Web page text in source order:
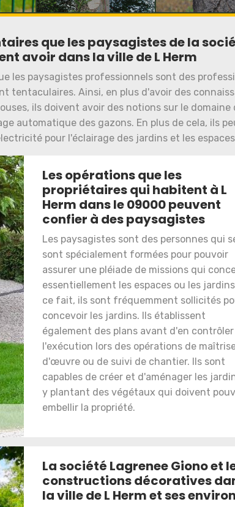
que les paysagistes de la
avoir dans la ville de L Herm
les paysagistes professionnels sont des
tentaculaires. Ainsi, en plus d'avoir des
ils doivent avoir des notions sur le domaine
automatique des gazons. En plus de cela, ils
pour l'éclairage des jardins et les
Les opérations que les
propriétaires qui habitent à L
Herm dans le 09000 peuvent
confier à des paysagistes
Les paysagistes sont des personnes qui
sont spécialement formées pour pouvoir
assurer une pléiade de missions qui
essentiellement les espaces ou les
ce fait, ils sont fréquemment sollicités
concevoir les jardins. Ils établissent
également des plans avant d'en contrôler
l'exécution lors des opérations de
d'œuvre ou de suivi de chantier. Ils sont
capables de créer et d'aménager les
y plantant des végétaux qui doivent
embellir la propriété.
La société Lagrenee Giono et
constructions décoratives
la ville de L Herm et ses